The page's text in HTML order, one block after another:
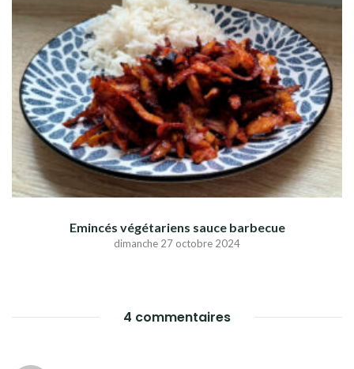
Emincés végétariens sauce barbecue
dimanche 27 octobre 2024
4 commentaires